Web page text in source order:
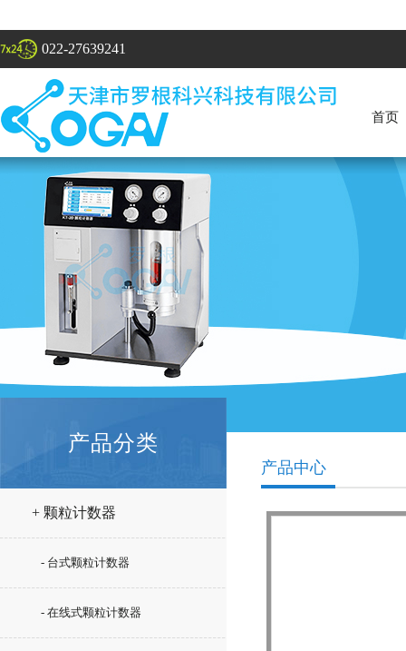
022-27639241
首页
产品分类
+ 颗粒计数器
- 台式颗粒计数器
- 在线式颗粒计数器
产品中心